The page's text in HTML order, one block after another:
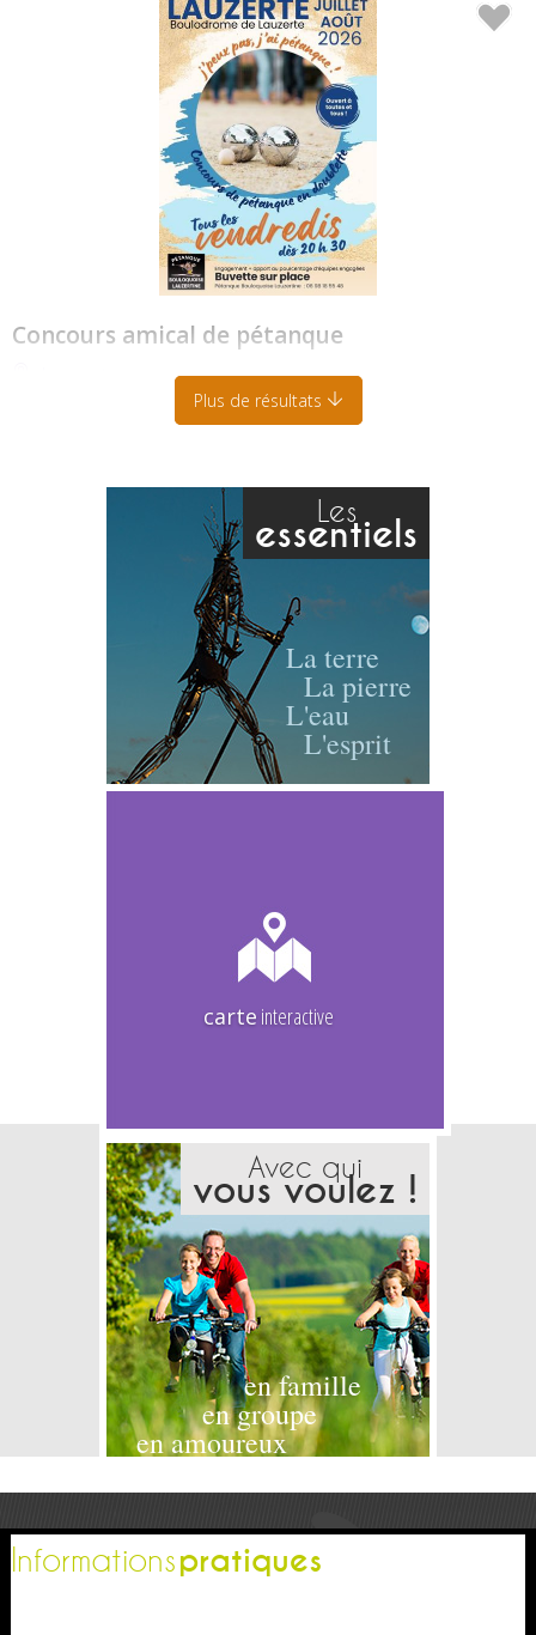
Concours amical de pétanque
Plus de résultats
Les
essentiels
La terre
La pierre
L'eau
L'esprit
carte interactive
Avec qui
vous voulez !
en famille
en groupe
en amoureux
Informationspratiques